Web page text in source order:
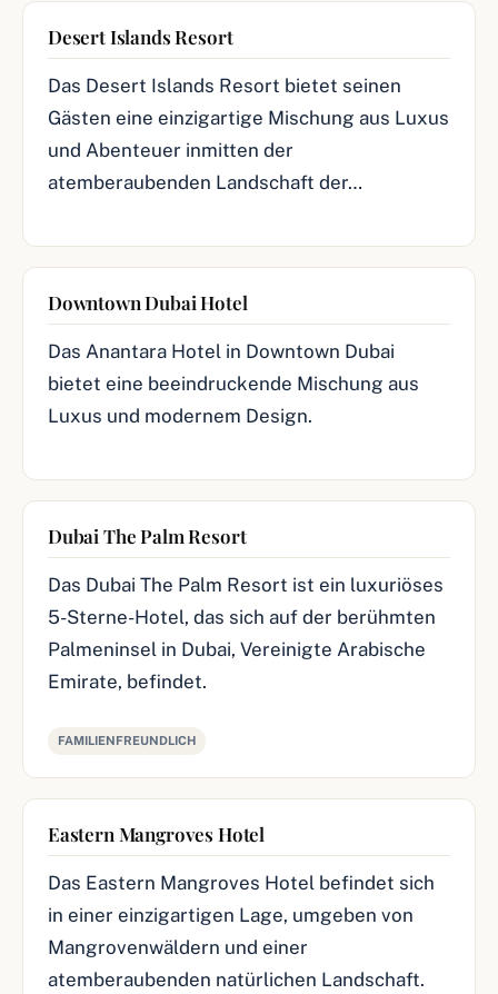
Desert Islands Resort
Das Desert Islands Resort bietet seinen
Gästen eine einzigartige Mischung aus Luxus
und Abenteuer inmitten der
atemberaubenden Landschaft der…
Downtown Dubai Hotel
Das Anantara Hotel in Downtown Dubai
bietet eine beeindruckende Mischung aus
Luxus und modernem Design.
Dubai The Palm Resort
Das Dubai The Palm Resort ist ein luxuriöses
5-Sterne-Hotel, das sich auf der berühmten
Palmeninsel in Dubai, Vereinigte Arabische
Emirate, befindet.
FAMILIENFREUNDLICH
Eastern Mangroves Hotel
Das Eastern Mangroves Hotel befindet sich
in einer einzigartigen Lage, umgeben von
Mangrovenwäldern und einer
atemberaubenden natürlichen Landschaft.